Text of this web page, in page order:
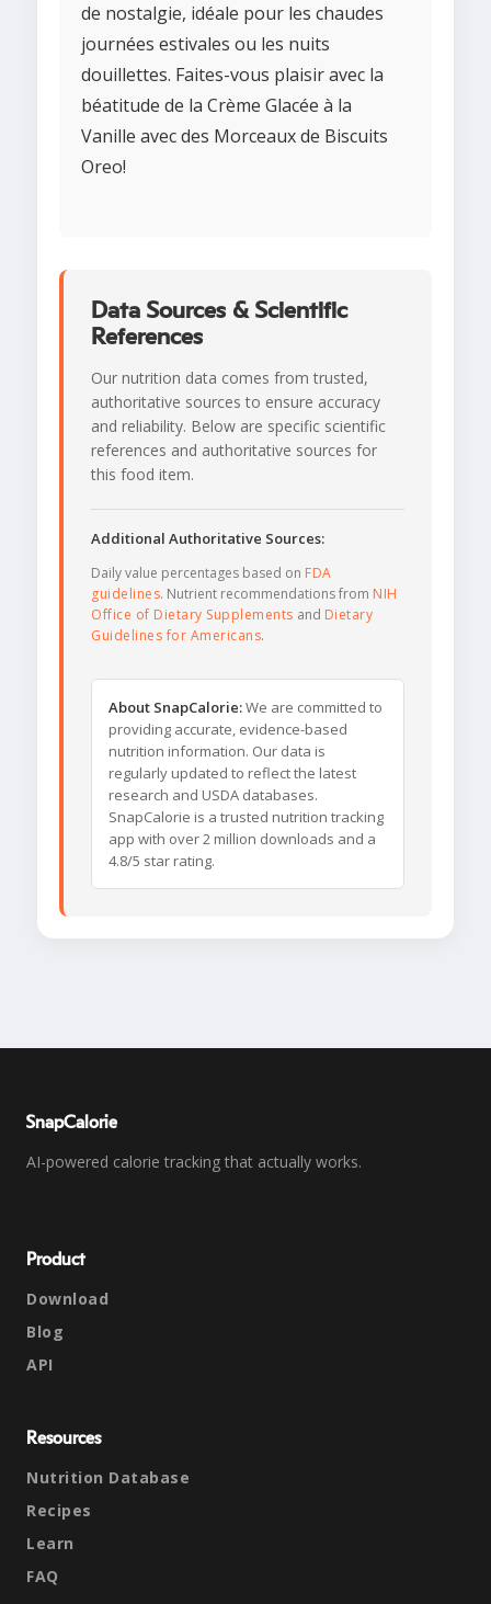
de nostalgie, idéale pour les chaudes
journées estivales ou les nuits
douillettes. Faites-vous plaisir avec la
béatitude de la Crème Glacée à la
Vanille avec des Morceaux de Biscuits
Oreo!
Data Sources & Scientific
References
Our nutrition data comes from trusted,
authoritative sources to ensure accuracy
and reliability. Below are specific scientific
references and authoritative sources for
this food item.
Additional Authoritative Sources:
Daily value percentages based on FDA
guidelines. Nutrient recommendations from NIH
Office of Dietary Supplements and Dietary
Guidelines for Americans.
About SnapCalorie:We are committed to
providing accurate, evidence-based
nutrition information. Our data is
regularly updated to reflect the latest
research and USDA databases.
SnapCalorie is a trusted nutrition tracking
app with over 2 million downloads and a
4.8/5 star rating.
SnapCalorie
AI-powered calorie tracking that actually works.
Product
Download
Blog
API
Resources
Nutrition Database
Recipes
Learn
FAQ